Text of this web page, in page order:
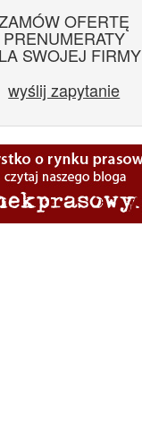
OFERTĘ
PRENUMERATY
SWOJEJ FIRMY
wyślij zapytanie